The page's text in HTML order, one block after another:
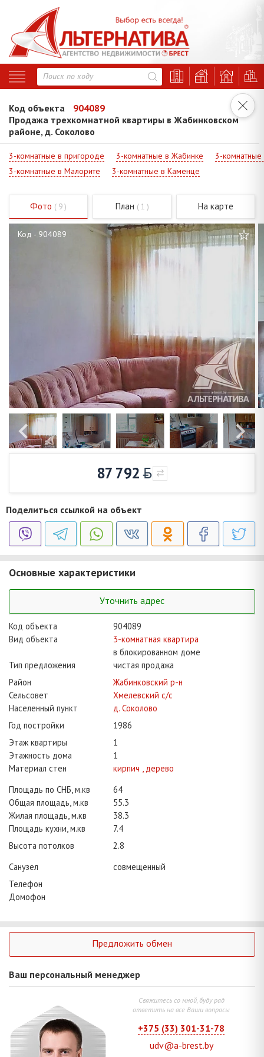
Код объекта
904089
Продажа трехкомнатной квартиры в Жабинковском
районе, д. Соколово
3-комнатные в пригороде 3-комнатные в Жабинке
3-
3-комнатные в Малорите
3-комнатные в Каменце
Фото ( 9 ) План ( 1 ) На карте
Код - 904089
87 792
Поделиться ссылкой на объект
Основные характеристики
Уточнить адрес
Код объекта
904089
Вид объекта
3-комнатная квартира
в блокированном доме
Тип предложения
чистая продажа
Район
Жабинковский р-н
Сельсовет
Хмелевский с/с
Населенный пункт
д. Соколово
Год постройки
1986
Этаж квартиры
1
Этажность дома
1
Материал стен
кирпич , дерево
Площадь по СНБ, м.кв
64
Общая площадь, м.кв
55.3
Жилая площадь, м.кв
38.3
Площадь кухни, м.кв
7.4
Высота потолков
2.8
Санузел
совмещенный
Телефон
Домофон
Предложить обмен
Ваш персональный менеджер
Свяжитесь со мной, буду рад
ответить на все Ваши вопросы
+375 (33) 301-31-78
udv@a-brest.by